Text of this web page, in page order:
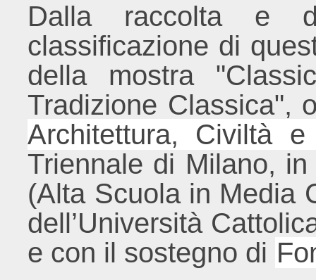
Dalla raccolta e
classificazione di
della mostra
Tradizione Classica",
Architettura, Civiltà
Triennale di Milano,
(Alta Scuola in Media
dell’Università
e con il sostegno di